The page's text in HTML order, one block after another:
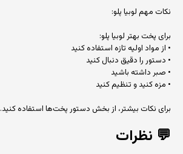
نکات مهم لوبیا پلو:
برای پخت بهتر لوبیا پلو:
• از مواد اولیه تازه استفاده کنید
• دستور را دقیق دنبال کنید
• صبر داشته باشید
• مزه کنید و تنظیم کنید
برای نکات بیشتر، از بخش دستور پخت‌ها استفاده کنید.
💬 نظرات